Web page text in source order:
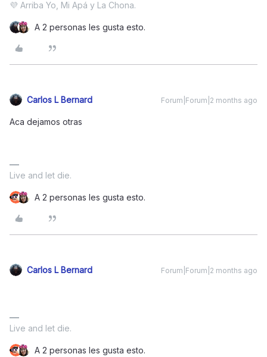
💜 Arriba Yo, Mi Apá y La Chona.
A 2 personas les gusta esto.
Carlos L Bernard Forum|Forum|2 months ago
Aca dejamos otras
Live and let die.
A 2 personas les gusta esto.
Carlos L Bernard Forum|Forum|2 months ago
Live and let die.
A 2 personas les gusta esto.